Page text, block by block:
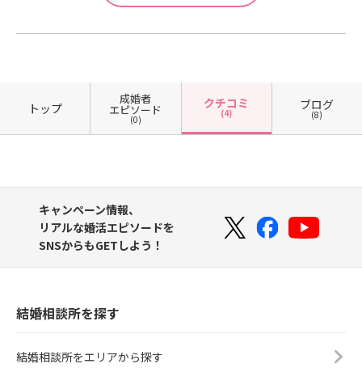
トップ
成婚者
エピソード
(0)
クチコミ
(4)
ブログ
(8)
キャンペーン情報、
リアルな婚活エピソードを
SNSからもGETしよう！
結婚相談所を探す
結婚相談所をエリアから探す